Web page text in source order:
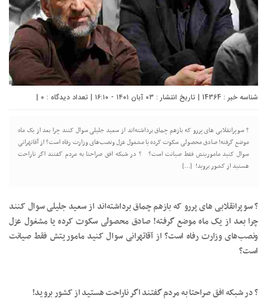
شناسه خبر : 14364 | تاریخ انتشار : ۰۳ آبان ۱۴۰۱ - ۱۶:۱۰ | تعداد دیدگاه : 0
|
? سوپرانقلابی‌ های پررو که بازهم چماق برداشته‌اند از سعید جلیلی سوال کنند چرا بعد از یک ماه
موضع گرفته! صادق محصولی سکوت کرده یا مشغول عزل ونصب‌های وزارت رفاه است؟ از آقاتهرانی
سوال کنید ماموریتش فقط صیانت است؟ ? در شبکه افق صراحتا به مردم گفتند اگر ناراحت
هستید از کشور بروید! […]
? سوپرانقلابی‌ های پررو که بازهم چماق برداشته‌اند از سعید جلیلی سوال کنند
چرا بعد از یک ماه موضع گرفته! صادق محصولی سکوت کرده یا مشغول عزل
ونصب‌های وزارت رفاه است؟ از آقاتهرانی سوال کنید ماموریتش فقط صیانت
است؟
? در شبکه افق صراحتا به مردم گفتند اگر ناراحت هستید از کشور بروید!